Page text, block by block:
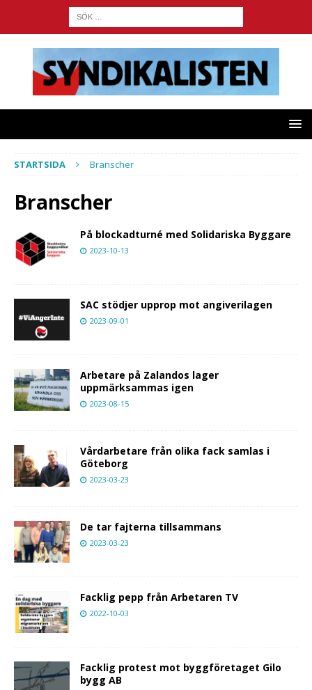
STARTSIDA Branscher
Branscher
På blockadturné med Solidariska Byggare
2023-10-13
SAC stödjer upprop mot angiverilagen
2023-09-01
Arbetare på Zalandos lager
uppmärksammas igen
2023-08-15
Vårdarbetare från olika fack samlas i
Göteborg
2023-03-23
De tar fajterna tillsammans
2023-03-23
Facklig pepp från Arbetaren TV
2022-10-03
Facklig protest mot byggföretaget Gilo
bygg AB